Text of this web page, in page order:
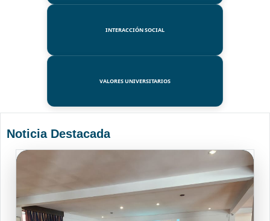
INTERACCIÓN SOCIAL
VALORES UNIVERSITARIOS
Noticia Destacada